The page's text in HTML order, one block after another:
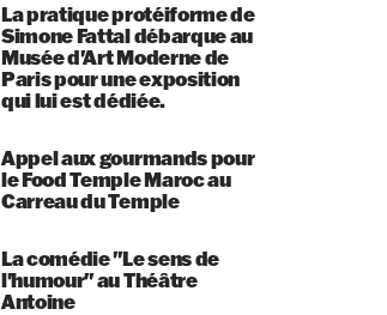
La pratique protéiforme de
Simone Fattal débarque au
Musée d'Art Moderne de
Paris pour une exposition
qui lui est dédiée.
Appel aux gourmands pour
le Food Temple Maroc au
Carreau du Temple
La comédie "Le sens de
l'humour" au Théâtre
Antoine